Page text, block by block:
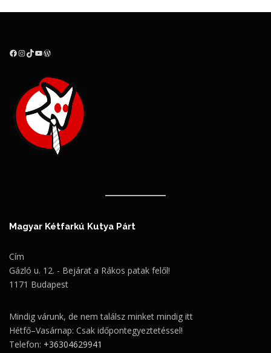
Facebook InstagramTikTok YouTube WordPress
Magyar Kétfarkú Kutya Párt
Cím
Gázló u. 12. - Bejárat a Rákos patak felől!
1171 Budapest
Mindig várunk, de nem találsz minket mindig itt
Hétfő–Vasárnap: Csak időpontegyeztetéssel!
Telefon: +36304629941